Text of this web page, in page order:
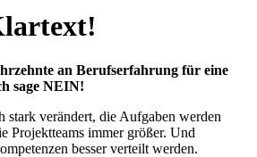
an Berufserfahrung für eine
sage NEIN!
stark verändert, die Aufgaben werden
Projektteams immer größer. Und
besser verteilt werden.